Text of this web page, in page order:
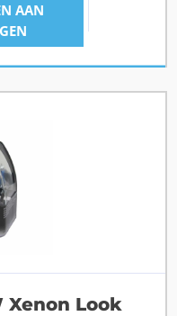
AAN
Xenon Look